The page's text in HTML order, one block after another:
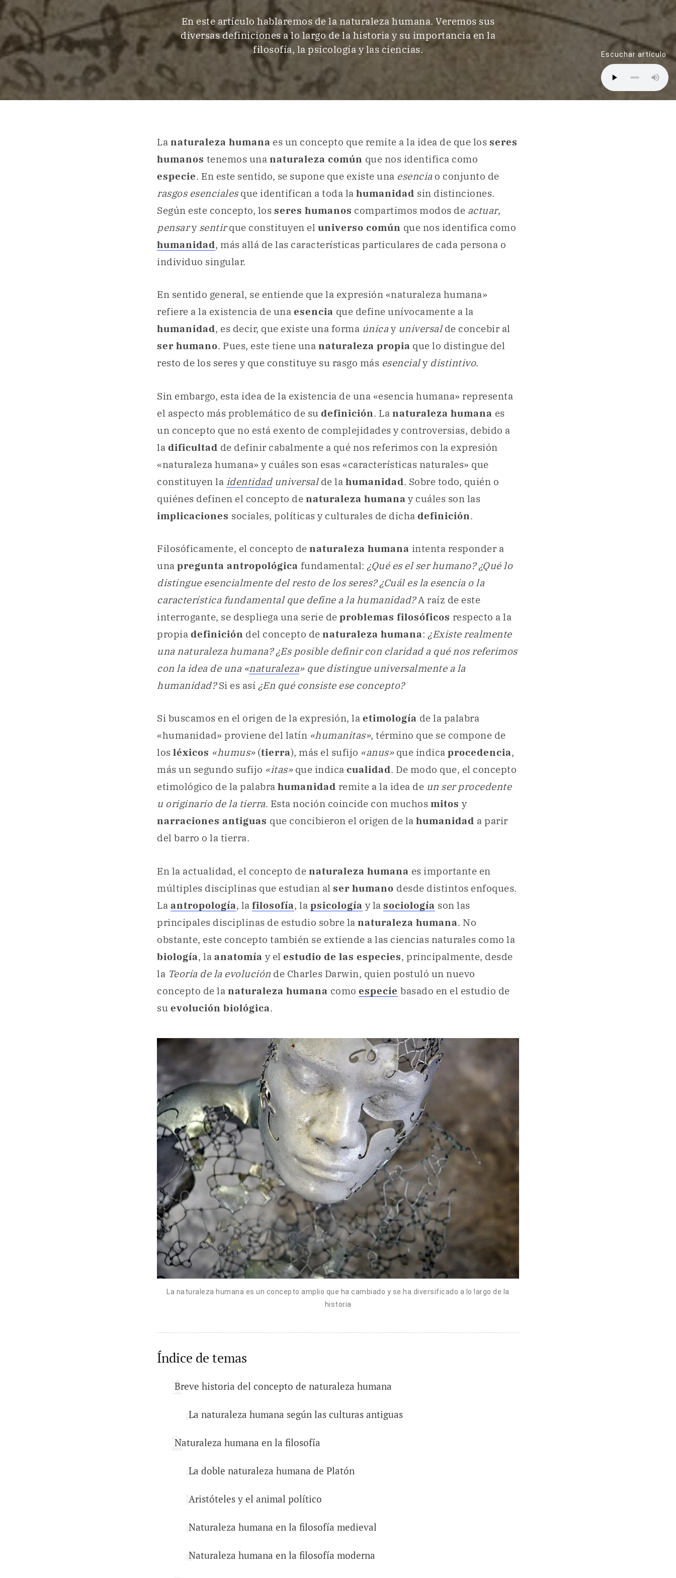
En este artículo hablaremos de la naturaleza humana. Veremos sus
diversas definiciones a lo largo de la historia y su importancia en la
filosofía, la psicología y las ciencias.
Escuchar artículo
La naturaleza humana es un concepto que remite a la idea de que los seres
humanos tenemos una naturaleza común que nos identifica como
especie. En este sentido, se supone que existe una esencia o conjunto de
rasgos esencialesque identifican a toda la humanidad sin distinciones.
Según este concepto, los seres humanos compartimos modos de actuar,
pensary sentirque constituyen el universo común que nos identifica como
humanidad, más allá de las características particulares de cada persona o
individuo singular.
En sentido general, se entiende que la expresión «naturaleza humana»
refiere a la existencia de una esencia que define unívocamente a la
humanidad, es decir, que existe una forma única y universal de concebir al
ser humano. Pues, este tiene una naturaleza propia que lo distingue del
resto de los seres y que constituye su rasgo más esencialy distintivo.
Sin embargo, esta idea de la existencia de una «esencia humana» representa
el aspecto más problemático de su definición. La naturaleza humana es
un concepto que no está exento de complejidades y controversias, debido a
la dificultad de definir cabalmente a qué nos referimos con la expresión
«naturaleza humana» y cuáles son esas «características naturales» que
constituyen la identidaduniversalde la humanidad. Sobre todo, quién o
quiénes definen el concepto de naturaleza humana y cuáles son las
implicaciones sociales, políticas y culturales de dicha definición.
Filosóficamente, el concepto de naturaleza humana intenta responder a
una pregunta antropológica fundamental: ¿Qué es el ser humano? ¿Qué lo
distingue esencialmente del resto de los seres? ¿Cuál es la esencia o la
característica fundamental que define a la humanidad?A raíz de este
interrogante, se despliega una serie de problemas filosóficos respecto a la
propia definición del concepto de naturaleza humana: ¿Existe realmente
una naturaleza humana? ¿Es posible definir con claridad a qué nos referimos
con la idea de una «naturaleza» que distingue universalmente a la
humanidad?Si es así ¿En qué consiste ese concepto?
Si buscamos en el origen de la expresión, la etimología de la palabra
«humanidad» proviene del latín «humanitas», término que se compone de
los léxicos «humus»(tierra), más el sufijo «anus»que indica procedencia,
más un segundo sufijo «itas» que indica cualidad. De modo que, el concepto
etimológico de la palabra humanidad remite a la idea de un ser procedente
u originario de la tierra. Esta noción coincide con muchos mitos y
narraciones antiguas que concibieron el origen de la humanidad a parir
del barro o la tierra.
En la actualidad, el concepto de naturaleza humana es importante en
múltiples disciplinas que estudian al ser humano desde distintos enfoques.
La antropología, la filosofía, la psicología y la sociología son las
principales disciplinas de estudio sobre la naturaleza humana. No
obstante, este concepto también se extiende a las ciencias naturales como la
biología, la anatomía y el estudio de las especies, principalmente, desde
la Teoría de la evolución de Charles Darwin, quien postuló un nuevo
concepto de la naturaleza humana como especie basado en el estudio de
su evolución biológica.
La naturaleza humana es un concepto amplio que ha cambiado y se ha diversificado a lo largo de la
historia
Índice de temas
Breve historia del concepto de naturaleza humana
La naturaleza humana según las culturas antiguas
Naturaleza humana en la filosofía
La doble naturaleza humana de Platón
Aristóteles y el animal político
Naturaleza humana en la filosofía medieval
Naturaleza humana en la filosofía moderna